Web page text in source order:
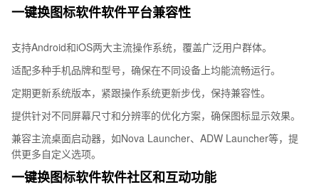
一键换图标软件软件平台兼容性
支持Android和iOS两大主流操作系统，覆盖广泛用户群体。
适配多种手机品牌和型号，确保在不同设备上均能流畅运行。
定期更新系统版本，紧跟操作系统更新步伐，保持兼容性。
提供针对不同屏幕尺寸和分辨率的优化方案，确保图标显示效果。
兼容主流桌面启动器，如Nova Launcher、ADW Launcher等，提
供更多自定义选项。
一键换图标软件软件社区和互动功能